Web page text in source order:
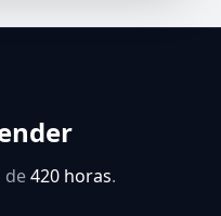
de420 horas.